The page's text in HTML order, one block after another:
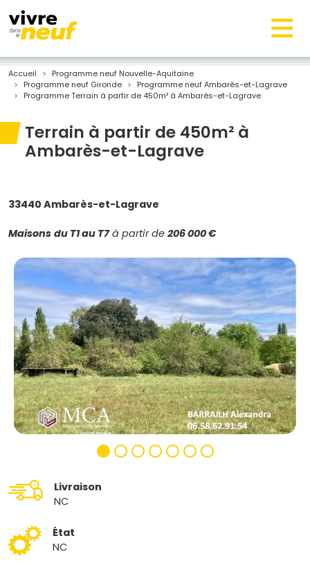
Accueil
Programme neuf Nouvelle-Aquitaine
Programme neuf Gironde
Programme neuf Ambarès-et-Lagrave
Programme Terrain à partir de 450m² à Ambarès-et-Lagrave
Terrain à partir de 450m² à
Ambarès-et-Lagrave
33440 Ambarès-et-Lagrave
Maisons du T1 au T7 à partir de 206 000 €
Livraison
NC
État
NC